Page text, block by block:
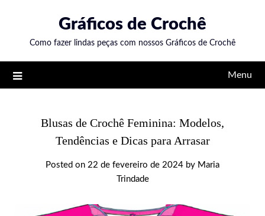
content
Gráficos de Crochê
Como fazer lindas peças com nossos Gráficos de Crochê
Menu
Blusas de Crochê Feminina: Modelos,
Tendências e Dicas para Arrasar
Posted on 22 de fevereiro de 2024 by Maria
Trindade